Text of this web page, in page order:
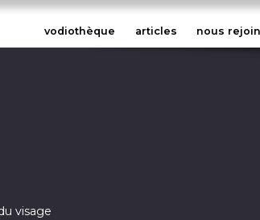
vodiothèque articles nous
visage